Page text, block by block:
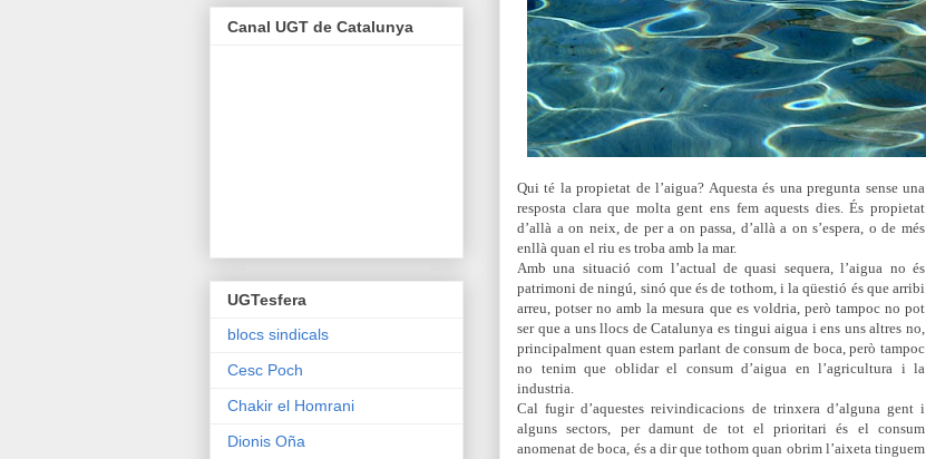
Qui té la propietat de l’aigua? Aquesta és una pregunta sense una
resposta clara que molta gent ens fem aquests dies. És propietat
d’allà a on neix, de per a on passa, d’allà a on s’espera, o de més
enllà quan el riu es troba amb la mar.
Amb una situació com l’actual de quasi sequera, l’aigua no és
patrimoni de ningú, sinó que és de tothom, i la qüestió és que arribi
arreu, potser no amb la mesura que es voldria, però tampoc no pot
ser que a uns llocs de Catalunya es tingui aigua i ens uns altres no,
principalment quan estem parlant de consum de boca, però tampoc
no tenim que oblidar el consum d’aigua en l’agricultura i la
industria.
Cal fugir d’aquestes reivindicacions de trinxera d’alguna gent i
alguns sectors, per damunt de tot el prioritari és el consum
anomenat de boca, és a dir que tothom quan obrim l’aixeta tinguem
Canal UGT de Catalunya
UGTesfera
blocs sindicals
Cesc Poch
Chakir el Homrani
Dionis Oña